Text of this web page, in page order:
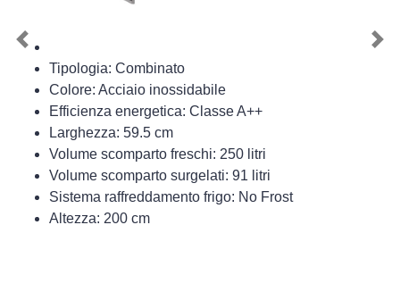
Tipologia: Combinato
Colore: Acciaio inossidabile
Efficienza energetica: Classe A++
Larghezza: 59.5 cm
Volume scomparto freschi: 250 litri
Volume scomparto surgelati: 91 litri
Sistema raffreddamento frigo: No Frost
Altezza: 200 cm
Previous